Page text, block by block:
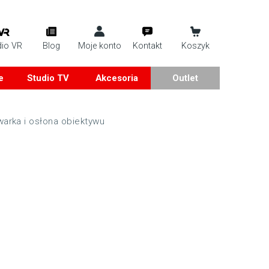
VR Blog Moje konto Kontakt Koszyk
Studio TV Akcesoria Outlet
i osłona obiektywu